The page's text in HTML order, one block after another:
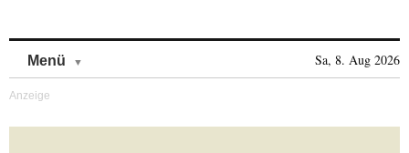
Menü Sa, 8. Aug 2026